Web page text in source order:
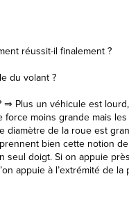
réussit-il finalement ?
du volant ?
⇒ Plus un véhicule est
moins grande mais
diamètre de la roue est
bien cette notion
seul doigt. Si on appuie
appuie à l’extrémité de la